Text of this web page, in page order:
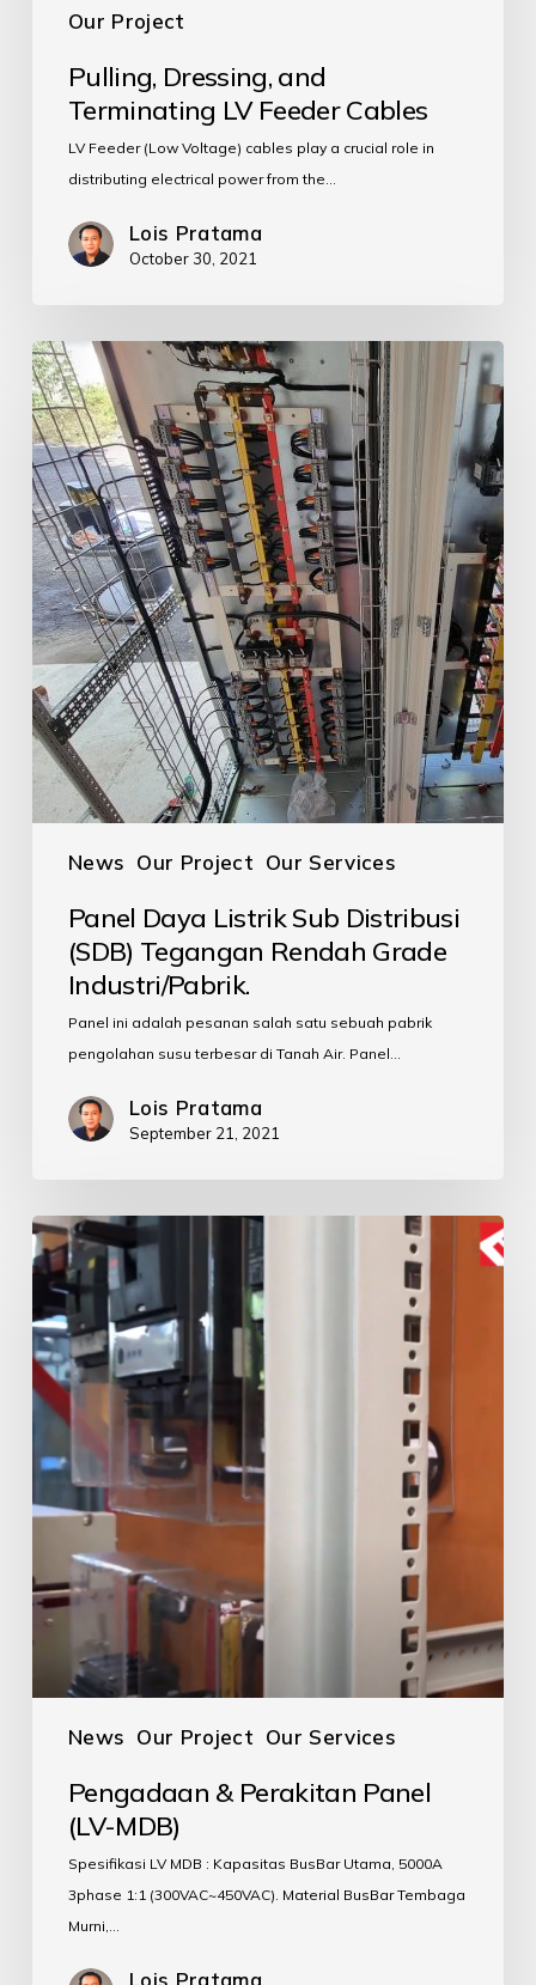
Our Project
Pulling, Dressing, and
Terminating LV Feeder Cables
LV Feeder (Low Voltage) cables play a crucial role in
distributing electrical power from the…
Lois Pratama
October 30, 2021
News Our Project Our Services
Panel Daya Listrik Sub Distribusi
(SDB) Tegangan Rendah Grade
Industri/Pabrik.
Panel ini adalah pesanan salah satu sebuah pabrik
pengolahan susu terbesar di Tanah Air. Panel…
Lois Pratama
September 21, 2021
News Our Project Our Services
Pengadaan & Perakitan Panel
(LV-MDB)
Spesifikasi LV MDB : Kapasitas BusBar Utama, 5000A
3phase 1:1 (300VAC~450VAC). Material BusBar Tembaga
Murni,…
Lois Pratama